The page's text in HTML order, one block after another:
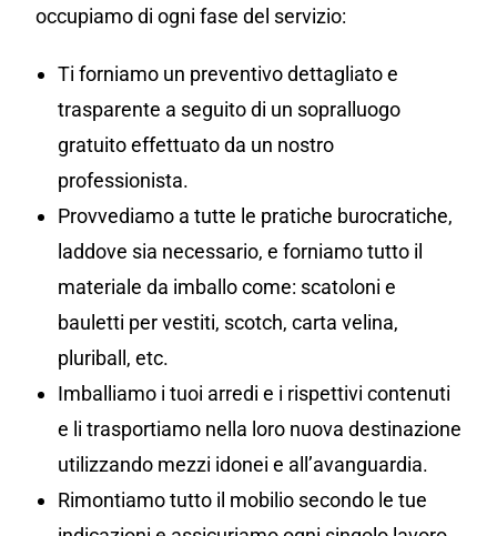
occupiamo di ogni fase del servizio:
Ti forniamo un preventivo dettagliato e
trasparente a seguito di un sopralluogo
gratuito effettuato da un nostro
professionista.
Provvediamo a tutte le pratiche burocratiche,
laddove sia necessario, e forniamo tutto il
materiale da imballo come: scatoloni e
bauletti per vestiti, scotch, carta velina,
pluriball, etc.
Imballiamo i tuoi arredi e i rispettivi contenuti
e li trasportiamo nella loro nuova destinazione
utilizzando mezzi idonei e all’avanguardia.
Rimontiamo tutto il mobilio secondo le tue